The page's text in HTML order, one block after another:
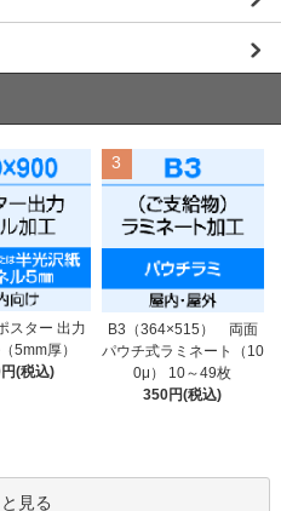
スター 出力
5mm厚）
(税込)
3
B3（364×515） 両面
パウチ式ラミネート（10
0μ） 10～49枚
350円(税込)
見る